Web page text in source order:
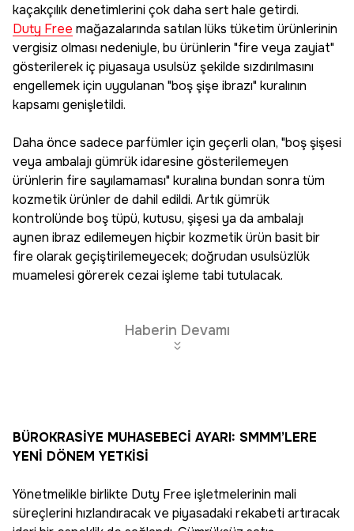
kaçakçılık denetimlerini çok daha sert hale getirdi.
Duty Free mağazalarında satılan lüks tüketim ürünlerinin
vergisiz olması nedeniyle, bu ürünlerin "fire veya zayiat"
gösterilerek iç piyasaya usulsüz şekilde sızdırılmasını
engellemek için uygulanan "boş şişe ibrazı" kuralının
kapsamı genişletildi.
Daha önce sadece parfümler için geçerli olan, "boş şişesi
veya ambalajı gümrük idaresine gösterilemeyen
ürünlerin fire sayılamaması" kuralına bundan sonra tüm
kozmetik ürünler de dahil edildi. Artık gümrük
kontrolünde boş tüpü, kutusu, şişesi ya da ambalajı
aynen ibraz edilemeyen hiçbir kozmetik ürün basit bir
fire olarak geçiştirilemeyecek; doğrudan usulsüzlük
muamelesi görerek cezai işleme tabi tutulacak.
Haberin Devamı
BÜROKRASİYE MUHASEBECİ AYARI: SMMM’LERE
YENİ DÖNEM YETKİSİ
Yönetmelikle birlikte Duty Free işletmelerinin mali
süreçlerini hızlandıracak ve piyasadaki rekabeti artıracak